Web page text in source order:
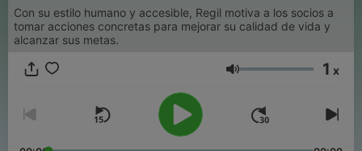
Con su estilo humano y accesible, Regil motiva a los socios a
tomar acciones concretas para mejorar su calidad de vida y
alcanzar sus metas.
Volumen 1 x